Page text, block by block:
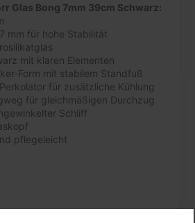
Glas Bong 7mm 39cm Schwarz:
mm für hohe Stabilität
mit klaren Elementen
Form mit stabilem Standfuß
für zusätzliche Kühlung
für gleichmäßigen Durchzug
Schliff
pflegeleicht